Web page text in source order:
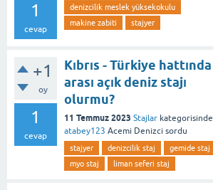
1
cevap
denizcilik meslek yüksekokulu
makine zabiti
stajyer
+1
oy
1
cevap
Kıbrıs - Türkiye hattında
arası açık deniz stajı
olurmu?
11 Temmuz 2023 Stajlar kategorisinde
atabey123 Acemi Denizci sordu
stajyer denizcilik staj
gemide staj
myo staj
liman seferi staj